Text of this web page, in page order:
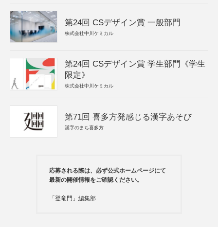
第24回 CSデザイン賞 一般部門
株式会社中川ケミカル
第24回 CSデザイン賞 学生部門《学生
限定》
株式会社中川ケミカル
第71回 喜多方発感じる漢字あそび
漢字のまち喜多方
応募される際は、必ず公式ホームページにて
最新の開催情報をご確認ください。
「登竜門」編集部